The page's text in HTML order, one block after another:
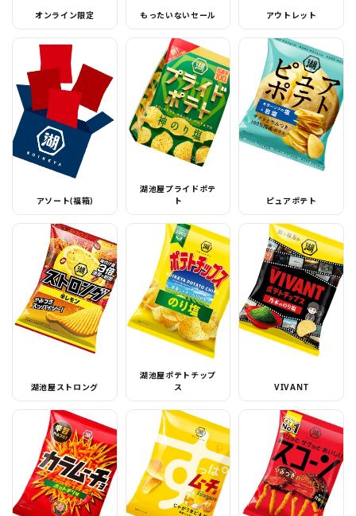
オンライン限定 もったいないセール アウトレット
アソート(福箱)
湖池屋プライドポテ
ト
ピュアポテト
湖池屋ストロング
湖池屋ポテトチップ
ス
VIVANT